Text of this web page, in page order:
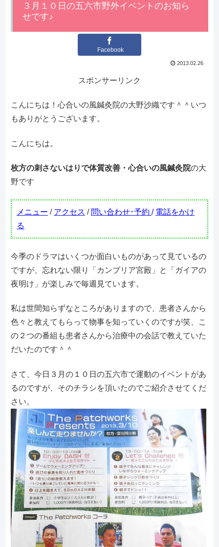
３月１０日の五六市野外イベントのお知ら
せです♪
Facebook
2013.02.26
スポンサーリンク
こんにちは！心合いの風鍼灸院の大野沙織です＾＾いつ
もありがとうございます。
こんにちは。
枚方の刺さないはりで体質改善・心合いの風鍼灸院の大
野です
メニュー / アクセス / 問い合わせ･予約/ 電話をかけ
る
今季のドラマはいくつか面白いものがあって見ているの
ですが、忘れない限り「カンブリア宮殿」と「ガイアの
夜明け」が楽しみで毎週見ています。
私は世間知らずなところがありますので、患者さんから
色々と教えてもらって物事を知っていくのですが笑、こ
の２つの番組も患者さんから治療中の会話で教えていた
だいたのです＾＾
さて、今日３月の１０日の五六市で運動のイベントがあ
るのですが、そのチラシを頂いたのでご紹介させてくだ
さい。